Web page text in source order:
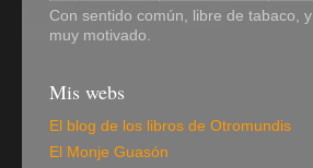
Con sentido común, libre de tabaco, y
muy motivado.
Mis webs
El blog de los libros de Otromundis
El Monje Guasón